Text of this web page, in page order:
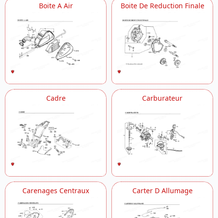
Boite A Air Boite De Reduction Finale
Cadre Carburateur
Carenages Centraux Carter D Allumage